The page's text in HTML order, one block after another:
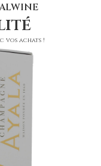
vos achats !